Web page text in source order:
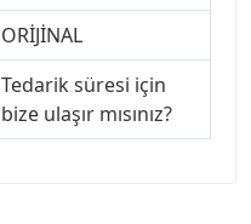
ORİJİNAL
Tedarik süresi için
bize ulaşır mısınız?